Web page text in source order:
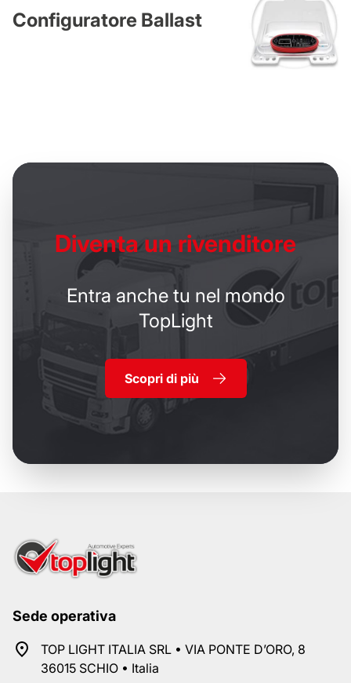
Configuratore Ballast
Diventa un rivenditore
Entra anche tu nel mondo
TopLight
Scopri di più
Sede operativa
TOP LIGHT ITALIA SRL • VIA PONTE D’ORO, 8
36015 SCHIO • Italia